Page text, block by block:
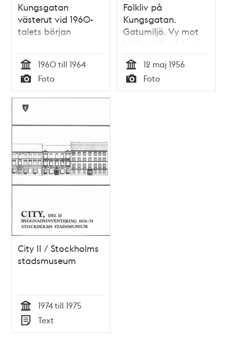
Kungsgatan
västerut vid 1960-
talets början
Tid
1960 till 1964
Typ
Foto
Folkliv på
Kungsgatan.
Gatumiljö. Vy mot
Malmskillnadsbron
Tid
12 maj 1956
Typ
Foto
City II / Stockholms
stadsmuseum
Tid
1974 till 1975
Typ
Text